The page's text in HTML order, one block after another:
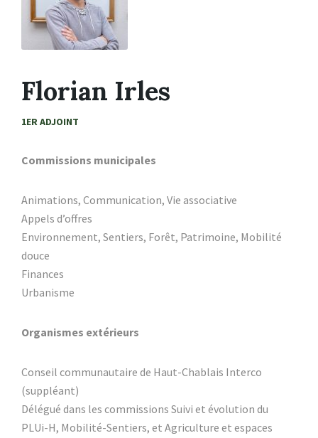
Florian Irles
1ER ADJOINT
Commissions municipales
Animations, Communication, Vie associative
Appels d’offres
Environnement, Sentiers, Forêt, Patrimoine, Mobilité
douce
Finances
Urbanisme
Organismes extérieurs
Conseil communautaire de Haut-Chablais Interco
(suppléant)
Délégué dans les commissions Suivi et évolution du
PLUi-H, Mobilité-Sentiers, et Agriculture et espaces